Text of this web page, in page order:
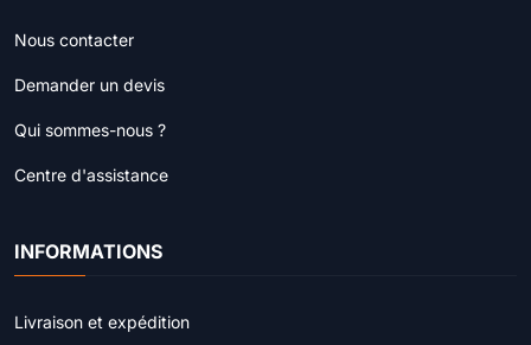
Nous contacter
Demander un devis
Qui sommes-nous ?
Centre d'assistance
INFORMATIONS
Livraison et expédition